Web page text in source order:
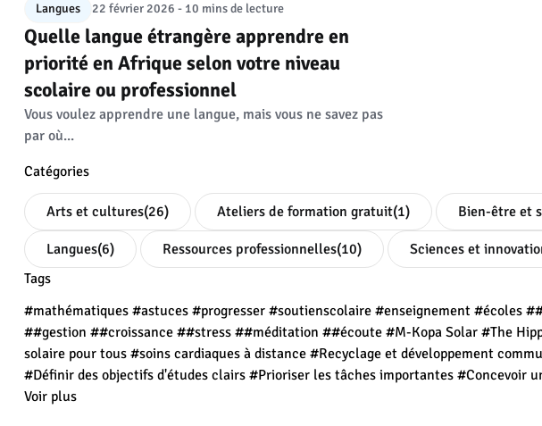
Langues 22 février 2026 - 10 mins de lecture
Quelle langue étrangère apprendre en
priorité en Afrique selon votre niveau
scolaire ou professionnel
Vous voulez apprendre une langue, mais vous ne savez pas
par où...
Catégories
Arts et cultures(26) Ateliers de formation gratuit(1) Bien-être et
Langues(6) Ressources professionnelles(10) Sciences et
Tags
#mathématiques #astuces #progresser #soutienscolaire #enseignement #écoles
##gestion ##croissance ##stress ##méditation ##écoute #M-Kopa Solar #The
solaire pour tous #soins cardiaques à distance #Recyclage et développement
#Définir des objectifs d'études clairs #Prioriser les tâches importantes #Concevoir
Voir plus